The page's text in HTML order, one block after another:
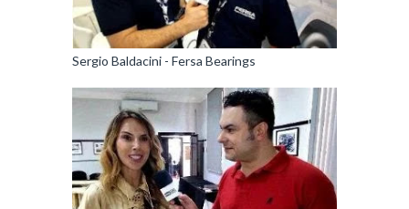
Sergio Baldacini - Fersa Bearings